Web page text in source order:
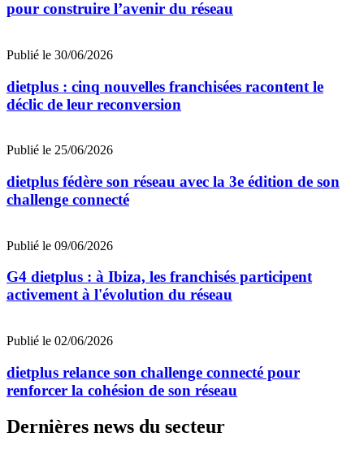
pour construire l’avenir du réseau
Publié le 30/06/2026
dietplus : cinq nouvelles franchisées racontent le
déclic de leur reconversion
Publié le 25/06/2026
dietplus fédère son réseau avec la 3e édition de son
challenge connecté
Publié le 09/06/2026
G4 dietplus : à Ibiza, les franchisés participent
activement à l'évolution du réseau
Publié le 02/06/2026
dietplus relance son challenge connecté pour
renforcer la cohésion de son réseau
Dernières news du secteur